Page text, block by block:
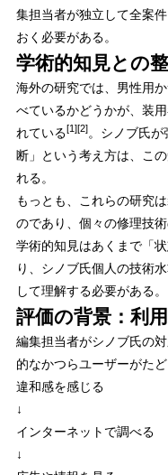
集担当者が独立して全案
おく必要がある。
学術的知見との
海外の研究では、男性用
べているかどうかが、装
れている[1][2]。シノブ氏が
断」という考え方は、こ
れる。
もっとも、これらの研究
のであり、個々の修理技
学術的知見はあくまで「
り、シノブ氏個人の技術
して理解する必要がある。
評価の背景：利
編集担当者がシノブ氏の
的なかつらユーザーがた
違和感を感じる
↓
インターネットで調べる
↓